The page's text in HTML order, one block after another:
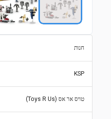
חנות
KSP
טויס אר אס (Toys R Us)